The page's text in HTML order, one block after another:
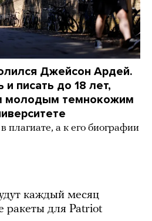
Джейсон Ардей.
писать до 18 лет,
молодым темнокожим
плагиате, а к его биографии
каждый месяц
ракеты для Patriot